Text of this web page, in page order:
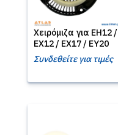
Χειρόμιζα για EH12 /
EX12 / EX17 / EY20
Συνδεθείτε για τιμές